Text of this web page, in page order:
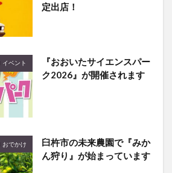
定出店！
イベント
『おおいたサイエンスパー
ク2026』が開催されます
おでかけ
臼杵市の未来農園で『みか
ん狩り』が始まっています